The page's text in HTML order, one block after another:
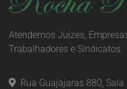
Atendemos Juízes,
Trabalhadores e Sindicatos.
Rua Guajajaras 880,